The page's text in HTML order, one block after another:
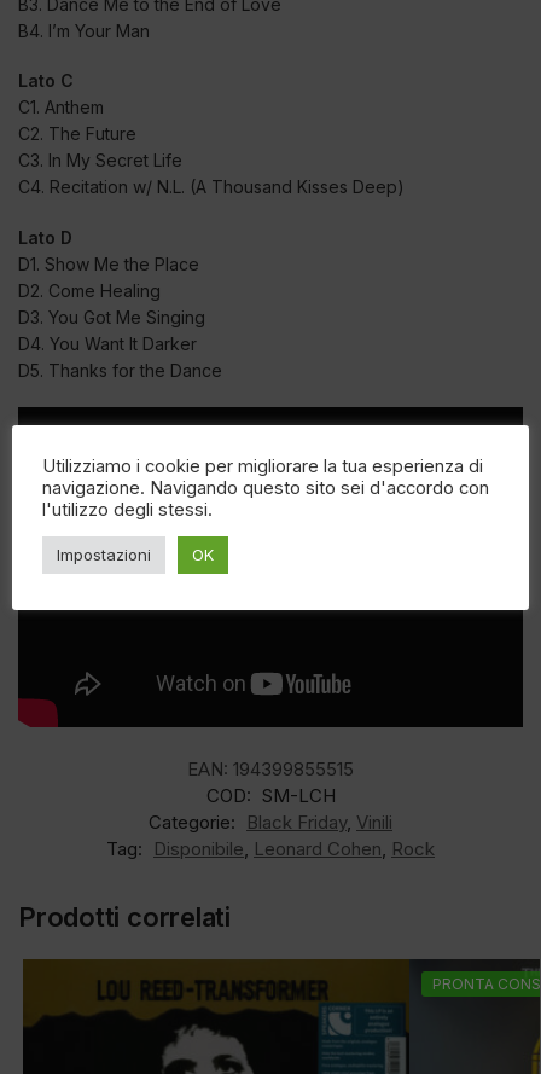
B4. I’m Your Man
Lato C
C1. Anthem
C2. The Future
C3. In My Secret Life
C4. Recitation w/ N.L. (A Thousand Kisses Deep)
Lato D
D1. Show Me the Place
D2. Come Healing
D3. You Got Me Singing
D4. You Want It Darker
D5. Thanks for the Dance
EAN: 194399855515
COD: SM-LCH
Categorie:
Black Friday, Vinili
Tag:
Disponibile, Leonard Cohen, Rock
Prodotti correlati
PRONTA
Utilizziamo i cookie per migliorare la tua esperienza di
navigazione. Navigando questo sito sei d'accordo con
l'utilizzo degli stessi.
Impostazioni OK